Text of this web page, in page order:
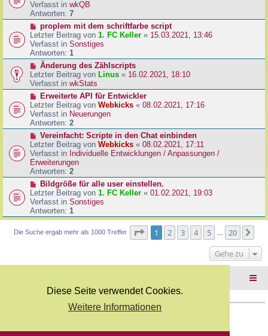
Diese Seite verwendet Cookies.
Weitere Informationen
g
i
t
a
g
u
e
r
B
e
i
t
a
g
Verfasst in wkQB
Antworten: 7
N
e
u
e
r
B
e
i
r
a
g
proplem mit dem schriftfarbe script
Letzter Beitrag von 1. FC Keller « 15.03.2021, 13:46
Verfasst in Sonstiges
Antworten: 1
N
e
u
e
r
B
e
i
r
a
g
Änderung des Zählscripts
Letzter Beitrag von Linus « 16.02.2021, 18:10
Verfasst in wkStats
N
e
u
e
r
B
e
i
t
r
a
g
Erweiterte API für Entwickler
Letzter Beitrag von Webkicks « 08.02.2021, 17:16
Verfasst in Neuerungen
Antworten: 2
N
e
u
e
r
B
e
i
t
r
g
Vereinfacht: Scripte in den Chat einbinden
Letzter Beitrag von Webkicks « 08.02.2021, 17:11
Verfasst in Individuelle Entwicklungen / Anpassungen /
Erweiterungen
Antworten: 2
N
e
u
e
r
B
e
r
Bildgröße für alle user einstellen.
Letzter Beitrag von 1. FC Keller « 01.02.2021, 19:03
Verfasst in Sonstiges
Antworten: 1
Die Suche ergab mehr als 1000 Treffer Seite von
1 2 3 4 5 20
Gehe zu
Deutsche Übersetzung durchphpBB.de